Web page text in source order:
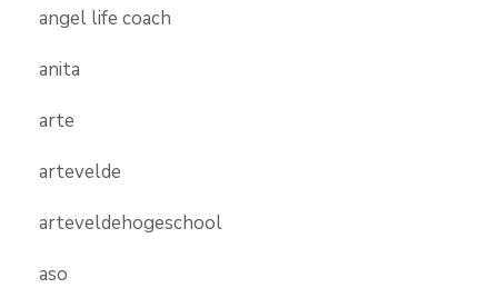
angel life coach
anita
arte
artevelde
arteveldehogeschool
aso